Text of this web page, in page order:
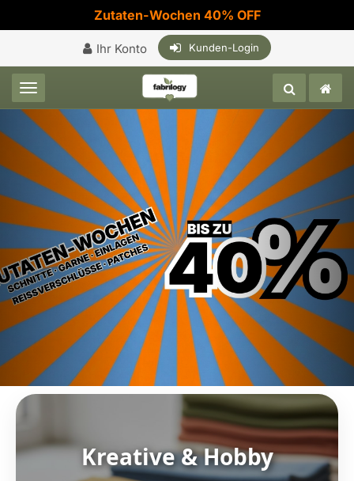
Zutaten-Wochen 40% OFF
Ihr Konto Kunden-Login
Toggle navigation
Kreative & Hobby